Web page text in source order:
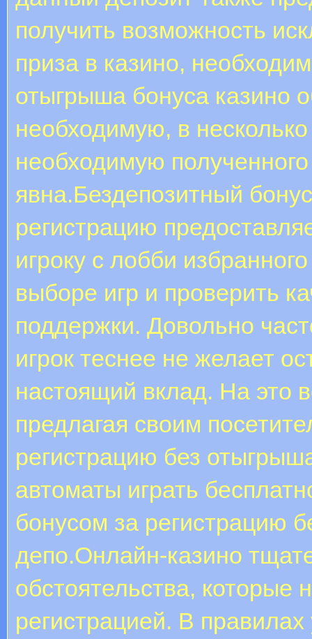
получить возможность
приза в казино,
отыгрыша бонуса казино
необходимую, в
необходимую
явна.Бездепозитный
регистрацию
игроку с лобби
выборе игр и проверить
поддержки. Довольно
игрок теснее не желает
настоящий вклад. На это
предлагая своим
регистрацию без
автоматы играть
бонусом за регистрацию
депо.Онлайн-казино
обстоятельства, которые
регистрацией. В